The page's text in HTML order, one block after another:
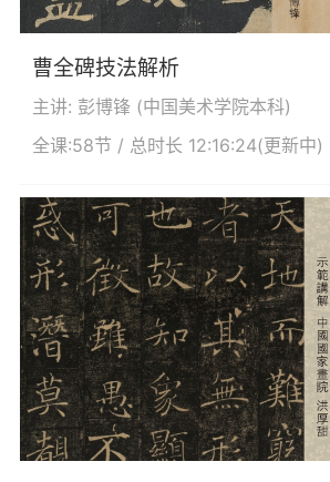
曹全碑技法解析
主讲: 彭博锋 (中国美术学院本科)
全课:58节 / 总时长 12:16:24(更新中)